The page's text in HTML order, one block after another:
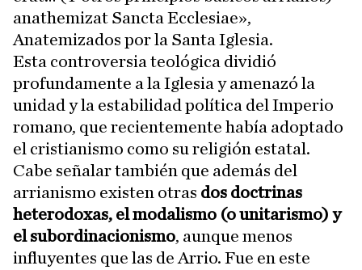
anathemizat Sancta Ecclesiae»,
Anatemizados por la Santa Iglesia.
Esta controversia teológica dividió
profundamente a la Iglesia y amenazó la
unidad y la estabilidad política del Imperio
romano, que recientemente había adoptado
el cristianismo como su religión estatal.
Cabe señalar también que además del
arrianismo existen otras dos doctrinas
heterodoxas, el modalismo (o unitarismo) y
el subordinacionismo, aunque menos
influyentes que las de Arrio. Fue en este